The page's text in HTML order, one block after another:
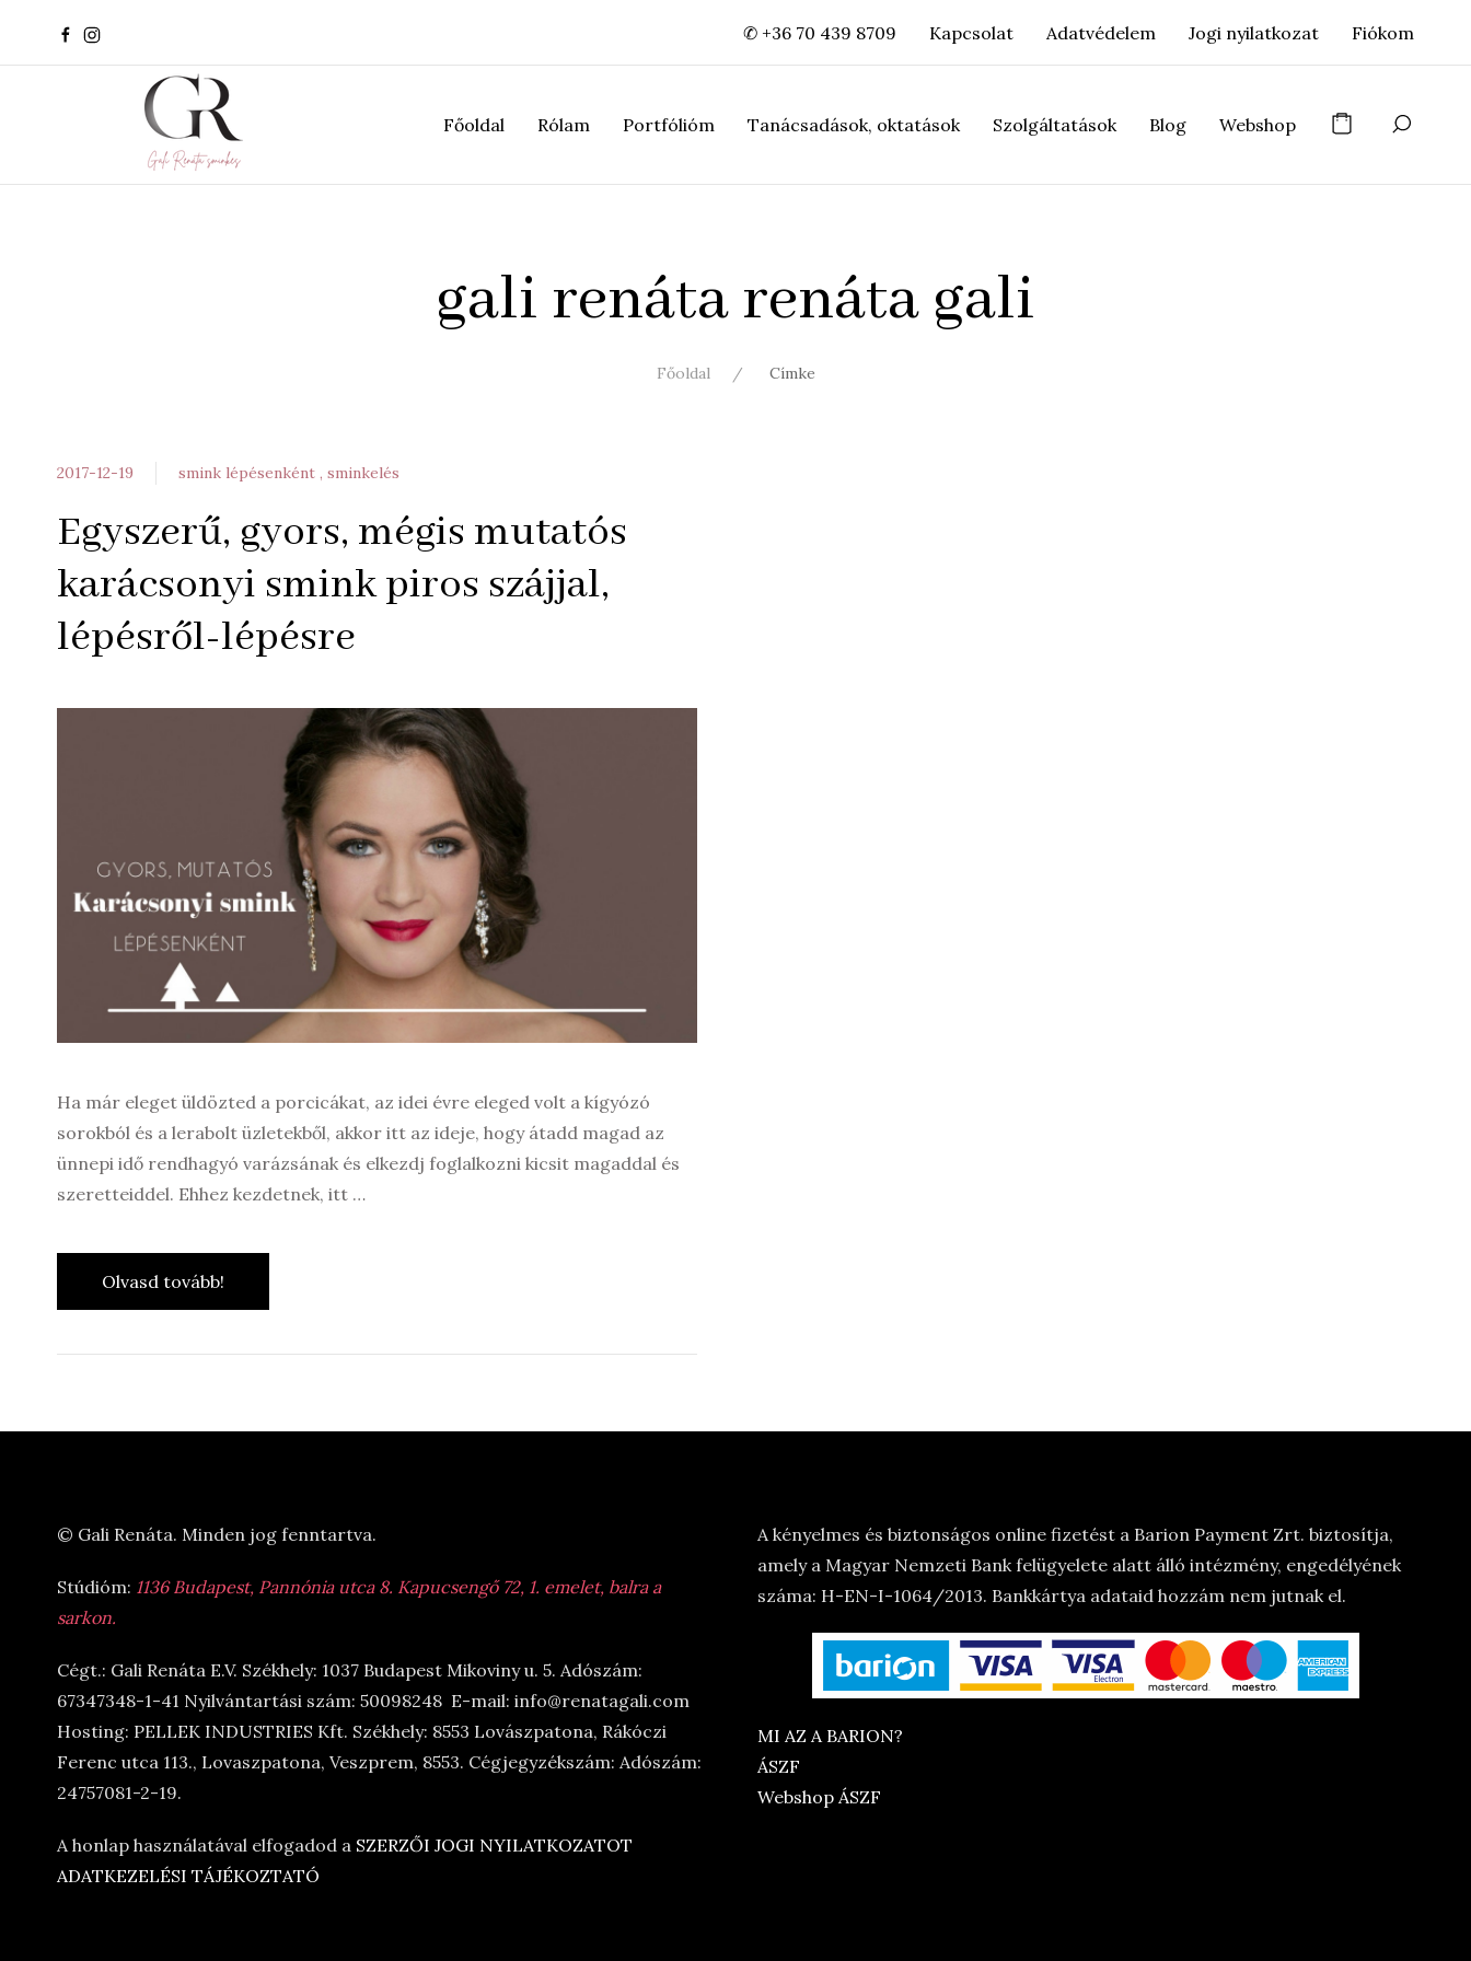
✆ +36 70 439 8709 Kapcsolat Adatvédelem Jogi nyilatkozat Fiókom
Főoldal Rólam Portfólióm Tanácsadások, oktatások Szolgáltatások Blog Webshop
gali renáta renáta gali
Főoldal Címke
2017-12-19 smink lépésenként sminkelés
Egyszerű, gyors, mégis mutatós
karácsonyi smink piros szájjal,
lépésről-lépésre
Ha már eleget üldözted a porcicákat, az idei évre eleged volt a kígyózó
sorokból és a lerabolt üzletekből, akkor itt az ideje, hogy átadd magad az
ünnepi idő rendhagyó varázsának és elkezdj foglalkozni kicsit magaddal és
szeretteiddel. Ehhez kezdetnek, itt …
Olvasd tovább!
© Gali Renáta. Minden jog fenntartva.
Stúdióm: 1136 Budapest, Pannónia utca 8. Kapucsengő 72, 1. emelet, balra a
sarkon.
Cégt.: Gali Renáta E.V. Székhely: 1037 Budapest Mikoviny u. 5. Adószám:
67347348-1-41 Nyilvántartási szám: 50098248 E-mail: info@renatagali.com
Hosting: PELLEK INDUSTRIES Kft. Székhely: 8553 Lovászpatona, Rákóczi
Ferenc utca 113., Lovaszpatona, Veszprem, 8553. Cégjegyzékszám: Adószám:
24757081-2-19.
A honlap használatával elfogadod a SZERZŐI JOGI NYILATKOZATOT
ADATKEZELÉSI TÁJÉKOZTATÓ
A kényelmes és biztonságos online fizetést a Barion Payment Zrt. biztosítja,
amely a Magyar Nemzeti Bank felügyelete alatt álló intézmény, engedélyének
száma: H-EN-I-1064/2013. Bankkártya adataid hozzám nem jutnak el.
MI AZ A BARION?
ÁSZF
Webshop ÁSZF